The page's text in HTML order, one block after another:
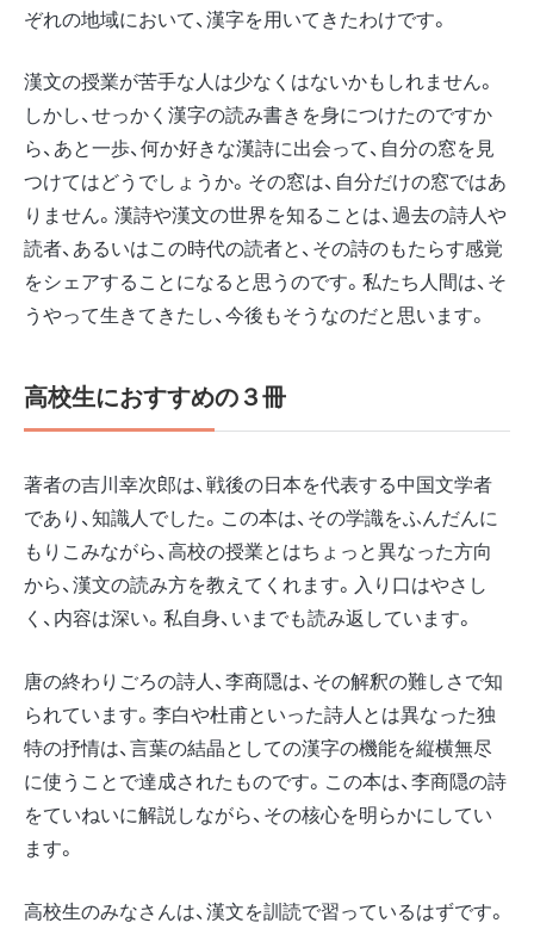
ぞれの地域において、漢字を用いてきたわけです。
漢文の授業が苦手な人は少なくはないかもしれません。
しかし、せっかく漢字の読み書きを身につけたのですか
ら、あと一歩、何か好きな漢詩に出会って、自分の窓を見
つけてはどうでしょうか。その窓は、自分だけの窓ではあ
りません。漢詩や漢文の世界を知ることは、過去の詩人や
読者、あるいはこの時代の読者と、その詩のもたらす感覚
をシェアすることになると思うのです。私たち人間は、そ
うやって生きてきたし、今後もそうなのだと思います。
高校生におすすめの３冊
著者の吉川幸次郎は、戦後の日本を代表する中国文学者
であり、知識人でした。この本は、その学識をふんだんに
もりこみながら、高校の授業とはちょっと異なった方向
から、漢文の読み方を教えてくれます。入り口はやさし
く、内容は深い。私自身、いまでも読み返しています。
唐の終わりごろの詩人、李商隠は、その解釈の難しさで知
られています。李白や杜甫といった詩人とは異なった独
特の抒情は、言葉の結晶としての漢字の機能を縦横無尽
に使うことで達成されたものです。この本は、李商隠の詩
をていねいに解説しながら、その核心を明らかにしてい
ます。
高校生のみなさんは、漢文を訓読で習っているはずです。